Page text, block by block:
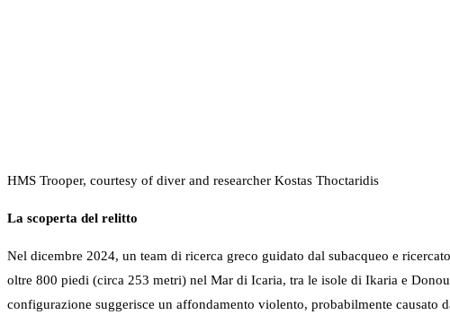
HMS Trooper, courtesy of diver and researcher Kostas Thoctaridis
La scoperta del relitto
Nel dicembre 2024, un team di ricerca greco guidato dal subacqueo e
oltre 800 piedi (circa 253 metri) nel Mar di Icaria, tra le isole di Ikaria e
configurazione suggerisce un affondamento violento, probabilmente